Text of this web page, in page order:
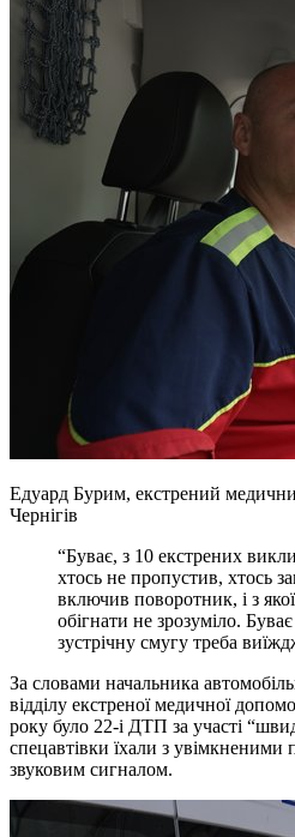
Едуард Бурим, екстрений
Чернігів
“Буває, з 10 екстрених
хтось не пропустив, хтось
включив поворотник, і з
обігнати не зрозуміло.
зустрічну смугу треба
За словами начальника
відділу екстреної медичної
року було 22-і ДТП за участі
спецавтівки їхали з
звуковим сигналом.